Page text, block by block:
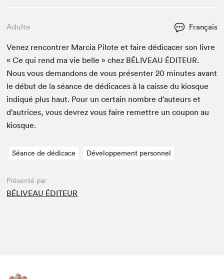
Adulte Français
Venez ren­con­tr­er Mar­cia Pilote et faire dédi­cac­er son livre
« Ce qui rend ma vie belle » chez BÉLIVEAU ÉDI­TEUR.
Nous vous deman­dons de vous présen­ter20 min­utes avant
le début de la séance de dédi­caces à la caisse du kiosque
indiqué plus haut. Pour un cer­tain nom­bre d’auteurs et
d’autrices, vous devrez vous faire remet­tre un coupon au
kiosque.
Séance de dédicace Développement personnel
Présenté par
BÉLIVEAU ÉDITEUR